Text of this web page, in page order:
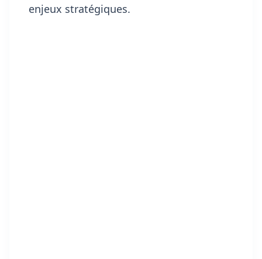
enjeux stratégiques.